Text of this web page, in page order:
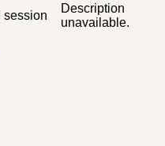
session
Description
unavailable.